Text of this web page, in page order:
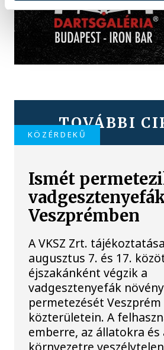
TOVÁBBI
KÖZÉRDEKŰ
Ismét
Veszprémben
A VKSZ Zrt.
augusztus 7. és 17.
éjszakánként végzik a
vadgesztenyefák
permetezését Veszprém
közterületein. A
emberre, az állatokra és
környezetre